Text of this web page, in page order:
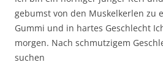
gebumst von den Muskelkerlen zu
Gummi und in hartes Geschlecht
morgen. Nach schmutzigem
suchen